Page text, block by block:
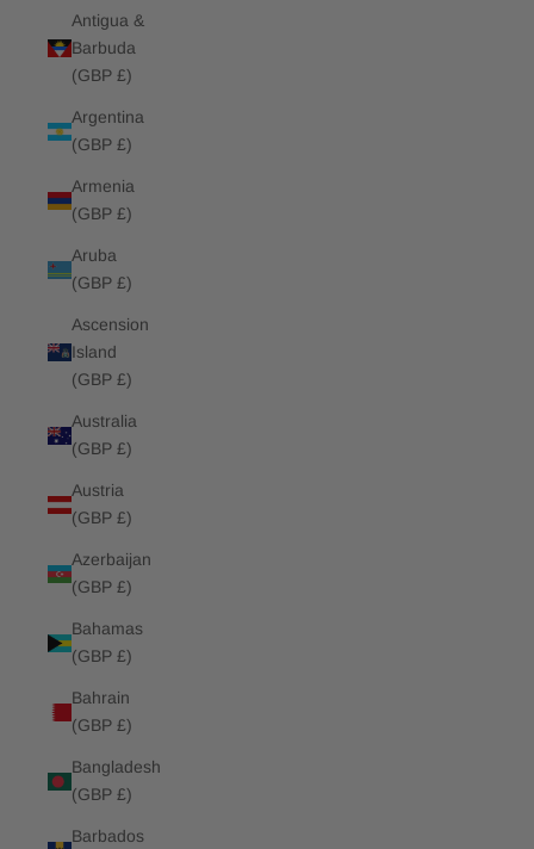
Antigua &
Barbuda
(GBP £)
Argentina
(GBP £)
Armenia
(GBP £)
Aruba
(GBP £)
Ascension
Island
(GBP £)
Australia
(GBP £)
Austria
(GBP £)
Azerbaijan
(GBP £)
Bahamas
(GBP £)
Bahrain
(GBP £)
Bangladesh
(GBP £)
Barbados